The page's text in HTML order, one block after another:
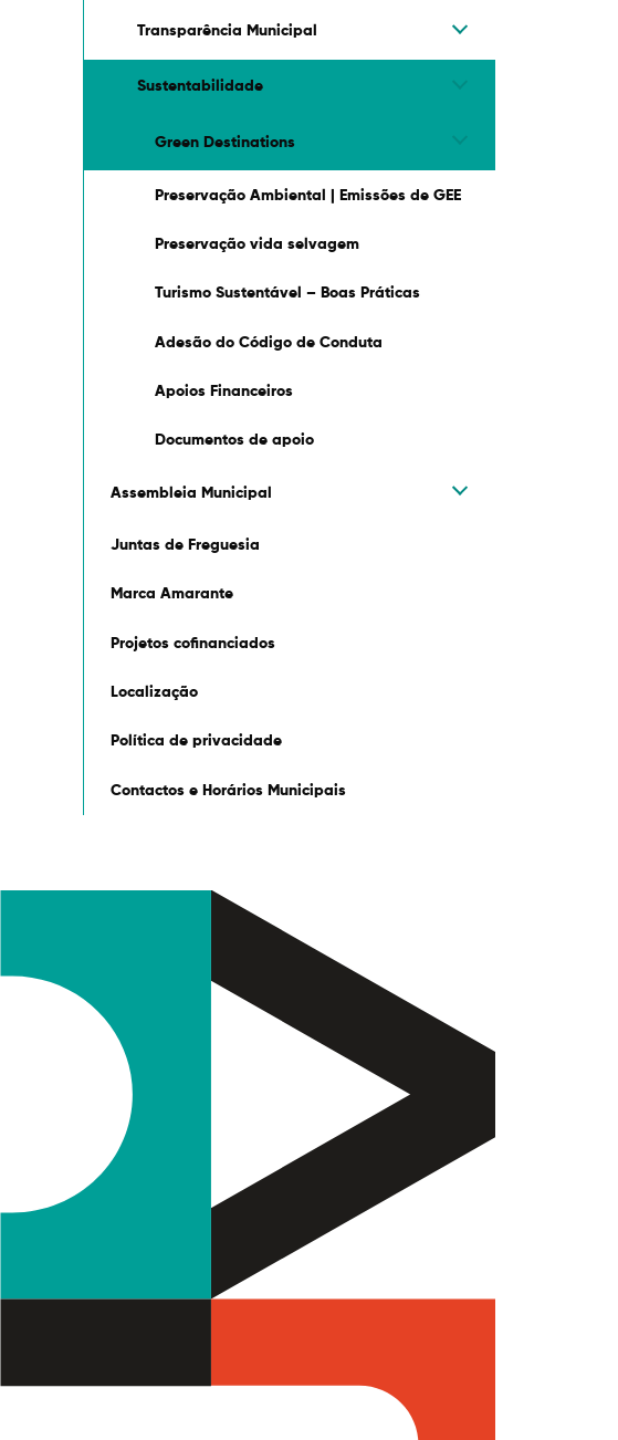
Termo de Pesquisa
Categorias gerais
Transparência Municipal
Sustentabilidade
Green Destinations
Preservação Ambiental | Emissões de GEE
Preservação vida selvagem
Turismo Sustentável – Boas Práticas
Adesão do Código de Conduta
Apoios Financeiros
Documentos de apoio
Assembleia Municipal
Juntas de Freguesia
Marca Amarante
Projetos cofinanciados
Localização
Política de privacidade
Contactos e Horários Municipais